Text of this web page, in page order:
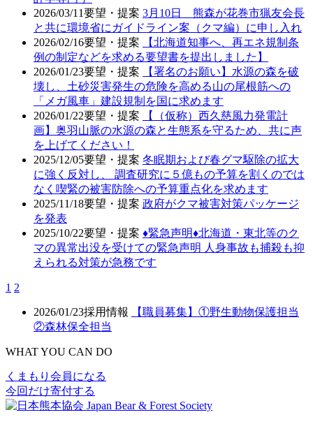
2026/03/11要望・提案 3月10日 熊森が花巻市猟友会長
と共に環境省にガイドライン案（クマ編）に申し入れ
2026/02/16要望・提案
【北海道知事へ、再エネ規制条
例の制定などを求める要望書を提出しました】
2026/01/23要望・提案
【署名のお願い】水源の森を破
壊し、土砂災害発生の危険を高める山の尾根筋への
「メガ風車」建設規制を国に求めます
2026/01/22要望・提案
【（仮称）西久慈風力発電計
画】奥羽山脈の水源の森と生態系を守るため、共に声
を上げてください！
2025/12/05要望・提案 冬眠期および春グマ駆除の拡大
に強く反対し、 調査研究に５億もの予算を割くのでは
なく喫緊の被害防除への予算重点化を求めます
2025/11/18要望・提案 政府がクマ被害対策パッケージ
を発表
2025/10/22要望・提案 ♦️緊急声明♦️北海道・東北等のク
マの異常出没を受けての緊急声明 人身事故も捕殺も抑
えられる対策が急務です
1 2
2026/01/23採用情報
【職員募集】①野生動物保護担当
②森林保全担当
WHAT YOU CAN DO
くまもり会員になる
今回だけ寄付する